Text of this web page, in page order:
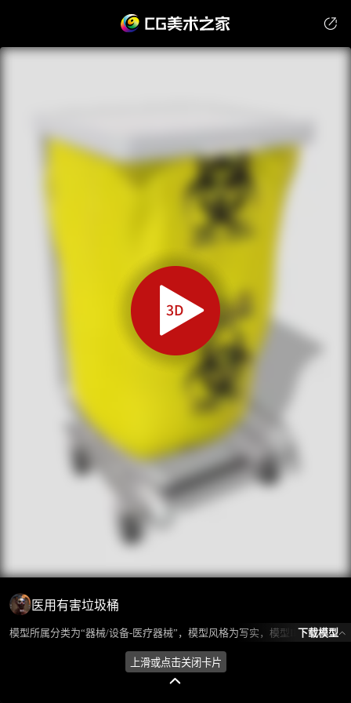
医用有害垃圾桶
模型所属分类为“器械/设备-医疗器械”，模型风格为写实，模型ID为102535，本模型由设计师 不爱喝水的鱼 在2024-10-09 15:16:45上传，含.fbx，.gltf相关源文件下载格式，点数为16868，面数为20092，材质数为6，贴图数为2，CG美术之家持续为您更新与数字孪生、影视动画和游戏VR等相关优质资源。
下载模型
上滑或点击关闭卡片